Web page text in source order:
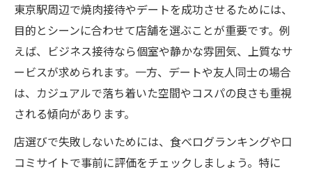
東京駅周辺で焼肉接待やデートを成功させるためには、
目的とシーンに合わせて店舗を選ぶことが重要です。例
えば、ビジネス接待なら個室や静かな雰囲気、上質なサ
ービスが求められます。一方、デートや友人同士の場合
は、カジュアルで落ち着いた空間やコスパの良さも重視
される傾向があります。
店選びで失敗しないためには、食べログランキングや口
コミサイトで事前に評価をチェックしましょう。特に